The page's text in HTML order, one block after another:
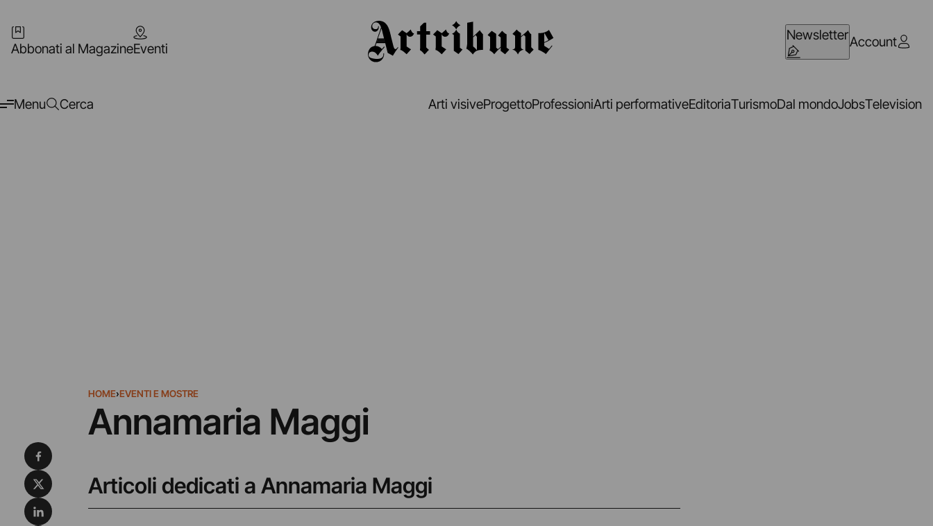
Abbonati al MagazineEventi
NewsletterAccount
Menu Cerca Arti visiveProgettoProfessioniArti performativeEditoriaTurismoDal mondoJobsTelevision
HOME›EVENTI E MOSTRE
Annamaria Maggi
Articoli dedicati a Annamaria Maggi
Condividi su Facebook
Condividi su X
Condividi su LinkedIn